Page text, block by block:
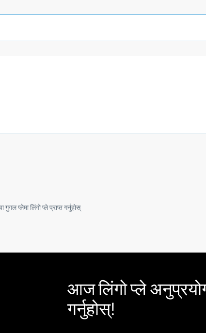
गुगल प्लेमा लिंगो प्ले प्राप्त गर्नुहोस्
आज लिंगो प्ले
गर्नुहोस्!